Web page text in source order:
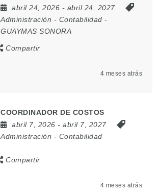
abril 24, 2026 - abril 24, 2027
Administración - Contabilidad -
GUAYMAS SONORA
Compartir
4 meses atrás
COORDINADOR DE COSTOS
abril 7, 2026 - abril 7, 2027
Administración - Contabilidad
Compartir
4 meses atrás